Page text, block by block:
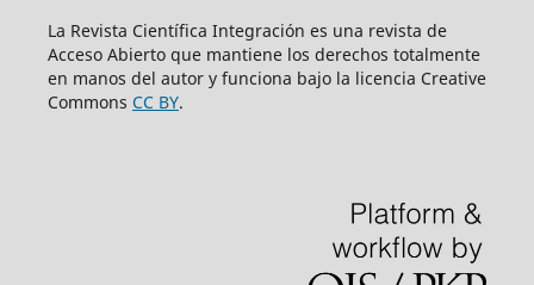
La Revista Científica Integración es una revista de
Acceso Abierto que mantiene los derechos totalmente
en manos del autor y funciona bajo la licencia Creative
Commons CC BY.